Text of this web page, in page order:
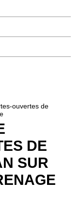
ouvertes de
DE
SUR